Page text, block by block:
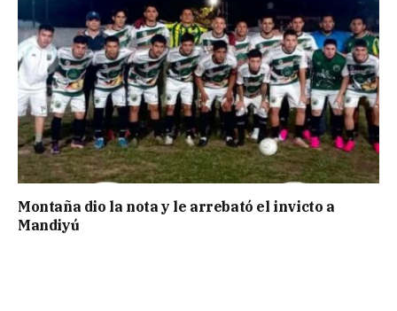
Montaña dio la nota y le arrebató el invicto a
Mandiyú